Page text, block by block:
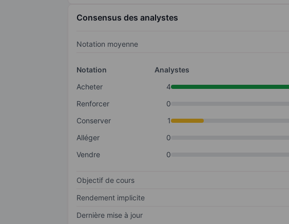
Consensus des analystes
Notation moyenne
Notation
Analystes
Acheter
4
Renforcer
0
Conserver
1
Alléger
0
Vendre
0
Objectif de cours
Rendement implicite
Dernière mise à jour